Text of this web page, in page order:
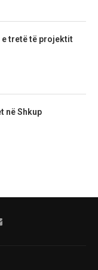
e tretë të projektit
në Shkup